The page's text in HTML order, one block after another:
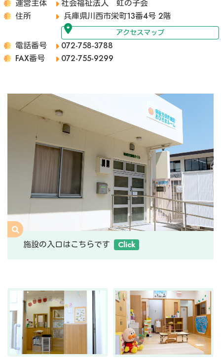
運営主体
社会福祉法人 虹の子会
住所
兵庫県川西市栄町13番4号 2階
アクセスマップ
電話番号
072-758-3788
FAX番号
072-755-9299
施設の入口はこちらです Click